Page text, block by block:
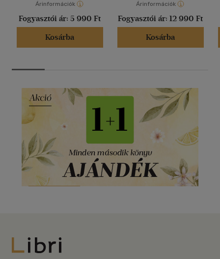
Árinformációk
Fogyasztói ár: 5 990 Ft
Kosárba
Árinformációk
Fogyasztói ár: 12 990 Ft
Kosárba
Libri